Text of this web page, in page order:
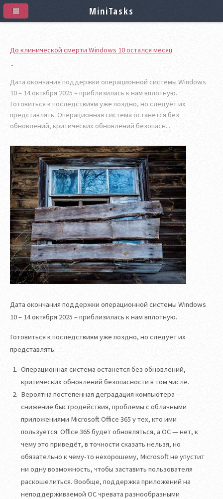
До клинической смерти Windows 10 остался месяц
Дата окончания поддержки операционной системы Windows
10 – 14 октября 2025 – приблизилась к нам вплотную.
Готовиться к последствиям уже поздно, но следует их
представлять. Операционная система останется без
обновлений, критических обновлений безопасн...
Дата окончания поддержки операционной системы Windows
10 – 14 октября 2025 – приблизилась к нам вплотную.
Готовиться к последствиям уже поздно, но следует их
представлять.
Операционная система останется без обновлений,
критических обновлений безопасности в том числе.
Вероятна постепенная деградация компьютера –
снижение быстродействия, проблемы с облачными
приложениями Microsoft Office 365 у тех, кто ими
пользуется. Office 365 будет обновляться, а ОС — нет, к
чему это приведёт, в точности сказать нельзя, но
обязательно к чему-то нехорошему, Microsoft не упустит
ни одну возможность, чтобы заставить пользователя
раскошелиться. Вообще, поддержка приложений на
неподдерживаемой ОС чревата разнообразными
MiniTasks